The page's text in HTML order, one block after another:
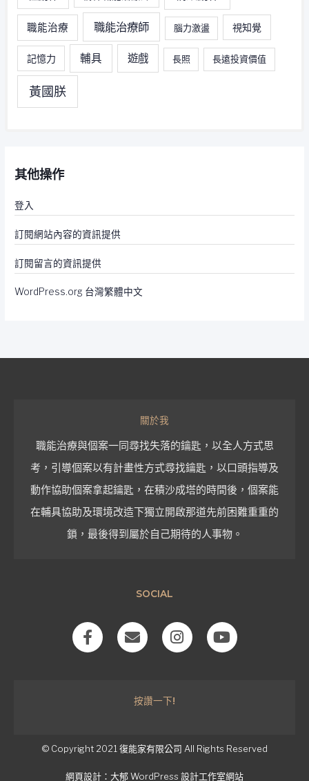
職能治療 職能治療師 腦力激盪 視知覺
記憶力 輔具 遊戲 長照 長遠投資價值
黃國朕
其他操作
登入
訂閱網站內容的資訊提供
訂閱留言的資訊提供
WordPress.org 台灣繁體中文
關於我
職能治療與個案一同尋找失落的鑰匙，以全人方式思
考，引導個案以有計畫性方式尋找鑰匙，以口頭指導及
動作協助個案拿起鑰匙，在積沙成塔的時間後，個案能
在輔具協助及環境改造下獨立開啟那道先前困難重重的
鎖，最後得到屬於自己期待的人事物。
SOCIAL
F
a
-
E
n
o
I
n
m
Y
o
按讚一下!
© Copyright 2021復能家有限公司 All Rights Reserved
網頁設計： 大郁 WordPress 設計工作室網站